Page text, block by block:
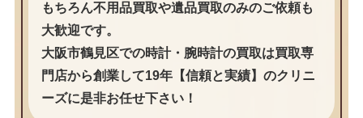
もちろん不用品買取や遺品買取のみのご依頼も
大歓迎です。
大阪市鶴見区での時計・腕時計の買取は買取専
門店から創業して19年【信頼と実績】のクリニ
ーズに是非お任せ下さい！